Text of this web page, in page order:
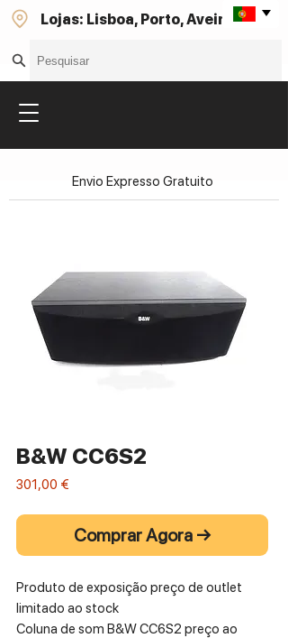
Lojas: Lisboa, Porto, Aveiro
B&W CC6S2
301,00 €
Comprar Agora →
Produto de exposição preço de outlet
limitado ao stock
Coluna de som B&W CC6S2 preço ao
Envio Expresso Gratuito